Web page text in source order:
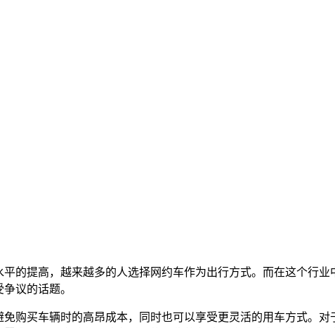
的提高，越来越多的人选择网约车作为出行方式。而在这个行业
议的话题。
购买车辆时的高昂成本，同时也可以享受更灵活的用车方式。